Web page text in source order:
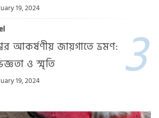
19, 2024
আকর্ষণীয় জায়গাতে ভ্রমণ:
ও স্মৃতি
19, 2024